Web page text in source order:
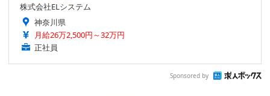
株式会社ELシステム
神奈川県
月給26万2,500円～32万円
正社員
Sponsored by